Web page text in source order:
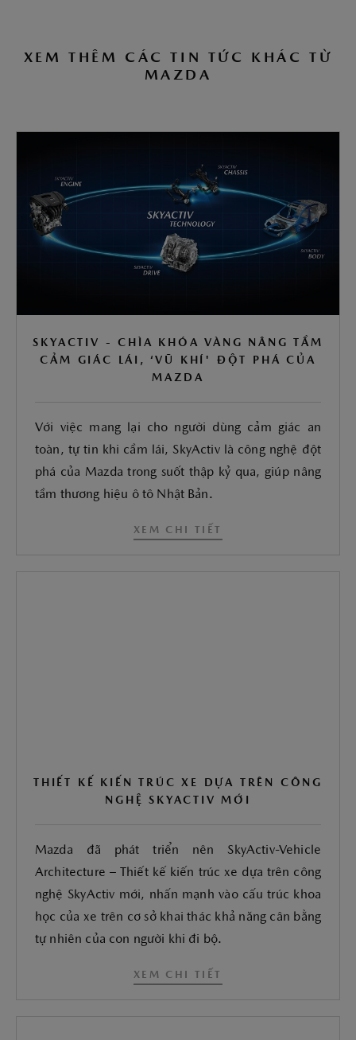
XEM THÊM CÁC TIN TỨC KHÁC TỪ
MAZDA
SKYACTIV - CHÌA KHÓA VÀNG NÂNG TẦM
CẢM GIÁC LÁI, ‘VŨ KHÍ' ĐỘT PHÁ CỦA
MAZDA
Với việc mang lại cho người dùng cảm giác an
toàn, tự tin khi cầm lái, SkyActiv là công nghệ đột
phá của Mazda trong suốt thập kỷ qua, giúp nâng
tầm thương hiệu ô tô Nhật Bản.
XEM CHI TIẾT
THIẾT KẾ KIẾN TRÚC XE DỰA TRÊN CÔNG
NGHỆ SKYACTIV MỚI
Mazda đã phát triển nên SkyActiv-Vehicle
Architecture – Thiết kế kiến trúc xe dựa trên công
nghệ SkyActiv mới, nhấn mạnh vào cấu trúc khoa
học của xe trên cơ sở khai thác khả năng cân bằng
tự nhiên của con người khi đi bộ.
XEM CHI TIẾT